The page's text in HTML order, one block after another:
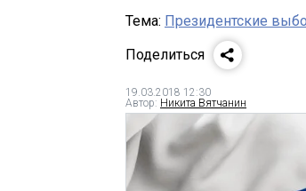
Тема: Президентские
Поделиться
19.03.2018 12:30
Автор: Никита Вятчанин